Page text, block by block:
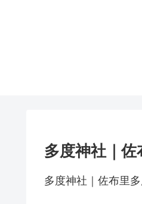
多度神社｜
多度神社｜佐布里